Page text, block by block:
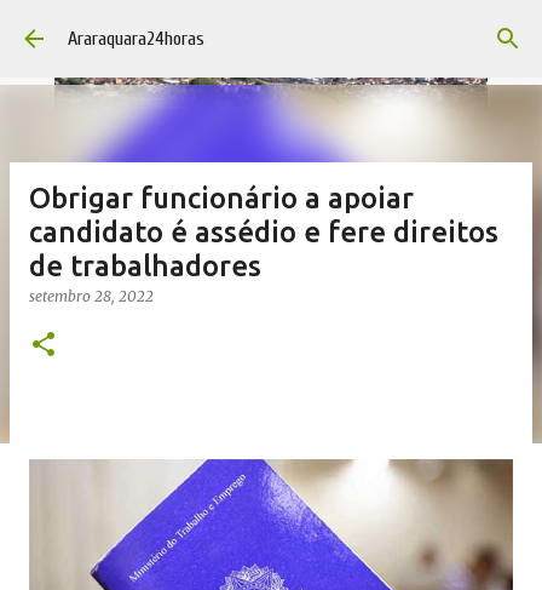
Pular para o conteúdo principal
Araraquara24horas
Obrigar funcionário a apoiar
candidato é assédio e fere direitos
de trabalhadores
setembro 28, 2022